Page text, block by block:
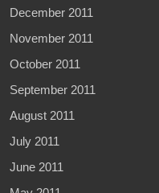
December 2011
November 2011
October 2011
September 2011
August 2011
July 2011
June 2011